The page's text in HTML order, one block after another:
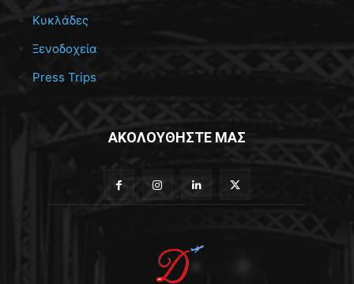
Κυκλάδες
Ξενοδοχεία
Press Trips
ΑΚΟΛΟΥΘΗΣΤΕ ΜΑΣ